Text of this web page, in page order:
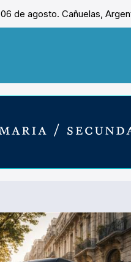
06 de agosto. Cañuelas,